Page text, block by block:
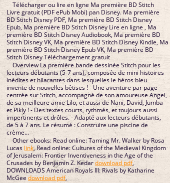
Télécharger ou lire en ligne Ma première BD Stitch
Livre gratuit (PDF ePub Mobi) pan Disney. Ma première
BD Stitch Disney PDF, Ma première BD Stitch Disney
Epub, Ma première BD Stitch Disney Lire en ligne , Ma
première BD Stitch Disney Audiobook, Ma première BD
Stitch Disney VK, Ma première BD Stitch Disney Kindle, Ma
première BD Stitch Disney Epub VK, Ma première BD
Stitch Disney Téléchargement gratuit
Overview La première bande dessinée Stitch pour les
lecteurs débutants (5-7 ans), composée de mini histoires
inédites et hilarantes dans lesquelles le héros bleu
invente de nouvelles bêtises ! - Une aventure par page
centrée sur Stitch, accompagné de son amoureuse Angel,
de sa meilleure amie Lilo, et aussi de Nani, David, Jumba
et Pikly ! - Des textes courts, rythmés, et toujours aussi
impertinents et drôles. - Adapté aux lecteurs débutants,
de 5 à 7 ans. Le résumé : Construire une piscine de
crème...
Other ebooks: Read online: Taming Mr. Walker by Rosa
Lucas link, Read online: Cultures of the Medieval Kingdom
of Jerusalem: Frontier Inventiveness in the Age of the
Crusades by Benjamin Z. Kedardownload pdf,
DOWNLOADS American Royals III: Rivals by Katharine
McGeedownload pdf,